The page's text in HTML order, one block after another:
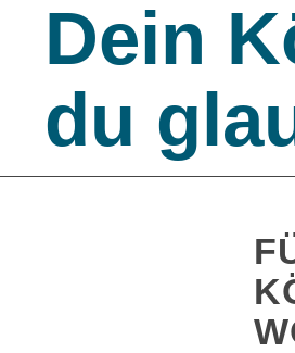
Dein
du